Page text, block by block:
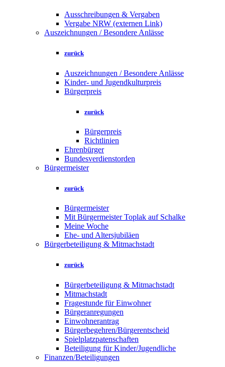
Ausschreibungen & Vergaben
Vergabe NRW (externen Link)
Auszeichnungen / Besondere Anlässe
zurück
Auszeichnungen / Besondere Anlässe
Kinder- und Jugendkulturpreis
Bürgerpreis
zurück
Bürgerpreis
Richtlinien
Ehrenbürger
Bundesverdienstorden
Bürgermeister
zurück
Bürgermeister
Mit Bürgermeister Toplak auf Schalke
Meine Woche
Ehe- und Altersjubiläen
Bürgerbeteiligung & Mitmachstadt
zurück
Bürgerbeteiligung & Mitmachstadt
Mitmachstadt
Fragestunde für Einwohner
Bürgeranregungen
Einwohnerantrag
Bürgerbegehren/Bürgerentscheid
Spielplatzpatenschaften
Beteiligung für Kinder/Jugendliche
Finanzen/Beteiligungen